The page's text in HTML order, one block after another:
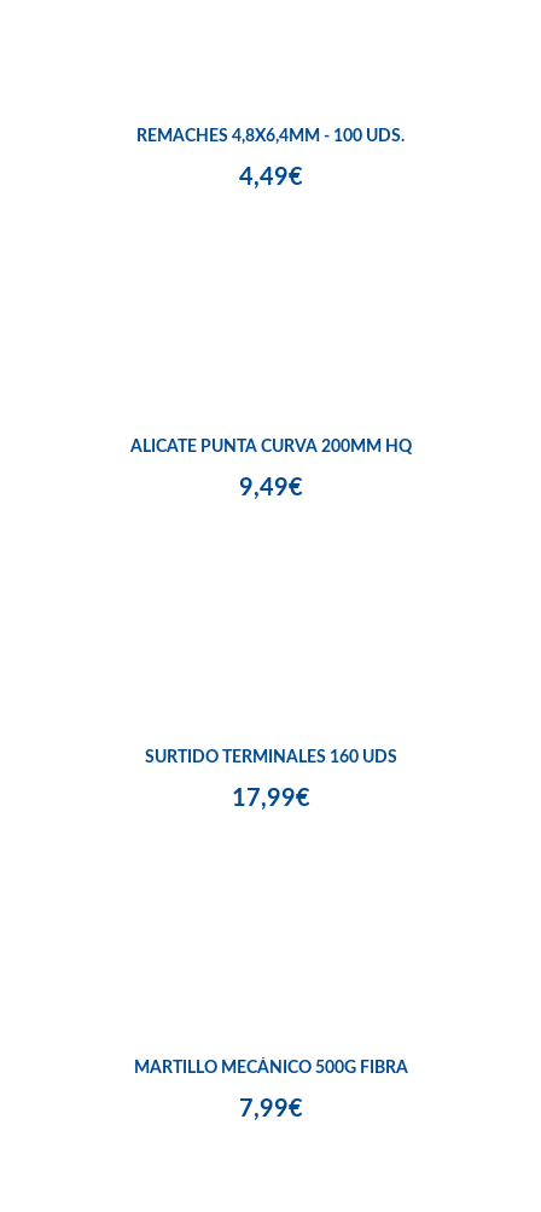
REMACHES 4,8X6,4MM - 100 UDS.
4,49€
ALICATE PUNTA CURVA 200MM HQ
9,49€
SURTIDO TERMINALES 160 UDS
17,99€
MARTILLO MECÁNICO 500G FIBRA
7,99€